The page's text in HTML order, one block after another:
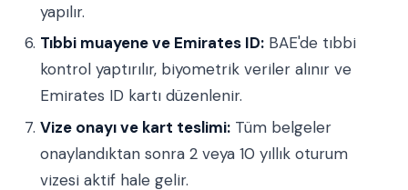
yapılır.
Tıbbi muayene ve Emirates ID: BAE'de tıbbi
kontrol yaptırılır, biyometrik veriler alınır ve
Emirates ID kartı düzenlenir.
Vize onayı ve kart teslimi: Tüm belgeler
onaylandıktan sonra 2 veya 10 yıllık oturum
vizesi aktif hale gelir.